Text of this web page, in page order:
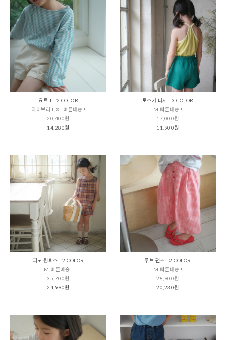
요트 T - 2 COLOR
아이보리 L,XL 빠른배송 !
20,400원
14,280원
토스카 나시 - 3 COLOR
M 빠른배송 !
17,000원
11,900원
피노 원피스 - 2 COLOR
M 빠른배송 !
35,700원
24,990원
루브 팬츠 - 2 COLOR
M 빠른배송 !
28,900원
20,230원